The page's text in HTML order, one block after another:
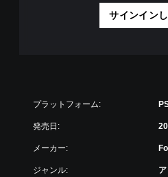
サインイン
プラットフォーム:
発売日:
メーカー:
ジャンル: